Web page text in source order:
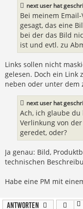
next user hat
Bei meinem
gesagt, das eine
bei der das Bild
ist und evtl. zu
Links sollen nicht
gelesen. Doch ein Link
neben oder unter dem
next user hat
Ach, ich glaube
Verlinkung von
geredet, oder?
Ja genau: Bild,
technischen
Habe eine PM mit
Antworten